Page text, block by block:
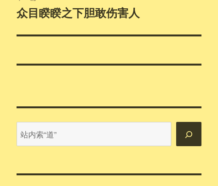
下
文
众目睽睽之下胆敢伤害人
内